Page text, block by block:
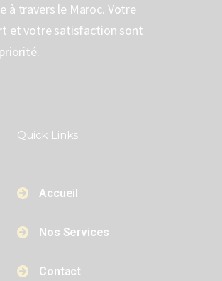
à travers le Maroc. Votre
et votre satisfaction sont
Quick Links​​
Accueil
Nos Services
Contact